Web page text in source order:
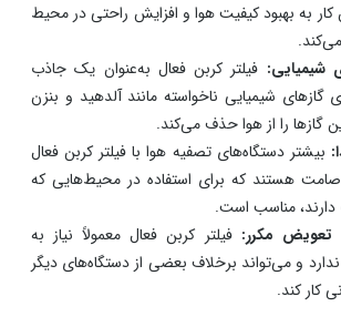
به بهبود کیفیت هوا و افزایش راحتی در محیط
فیلتر کربن فعال به‌عنوان یک جاذب
گازهای شیمیایی ناخواسته مانند آلدهید و بنزن
گازها را از هوا حذف می‌کند.
بیشتر دستگاه‌های تصفیه هوا با فیلتر کربن فعال
صامت هستند که برای استفاده در محیط‌هایی که
مناسب است.
تعویض مکرر:فیلتر کربن فعال معمولاً نیاز به
و می‌تواند برخلاف بعضی از دستگاه‌های دیگر
کار کند.